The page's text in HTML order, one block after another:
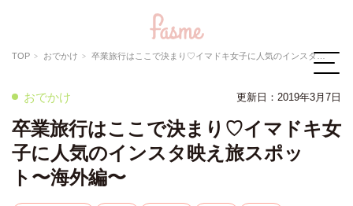
TOP おでかけ 卒業旅行はここで決まり♡イマドキ女子に人気のインスタ映え旅スポット〜海外編〜
おでかけ 更新日： 2019年3月7日
卒業旅行はここで決まり♡イマドキ女
子に人気のインスタ映え旅スポッ
ト〜海外編〜